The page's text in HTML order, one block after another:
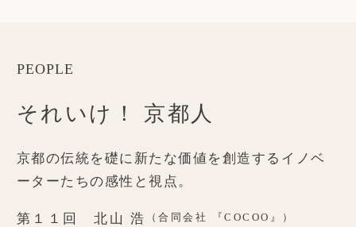
PEOPLE
それいけ！ 京都人
京都の伝統を礎に新たな価値を創造する イノベ
ーターたちの感性と視点。
第１１回 北山 浩 （合同会社 『COCOO』）